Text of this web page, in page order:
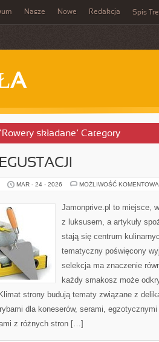
Nasze Nowe Redakcja Spis
składane’ Category
MAR - 24 - 2026 MOŻLIWOŚĆ
Jamonprive.pl to miejsce,
z luksusem, a artykuły
stają się centrum
tematyczny poświęcony
selekcja ma znaczenie
każdy smakosz może
strony budują tematy związane z
dla koneserów, serami, egzotycznymi
z różnych stron […]